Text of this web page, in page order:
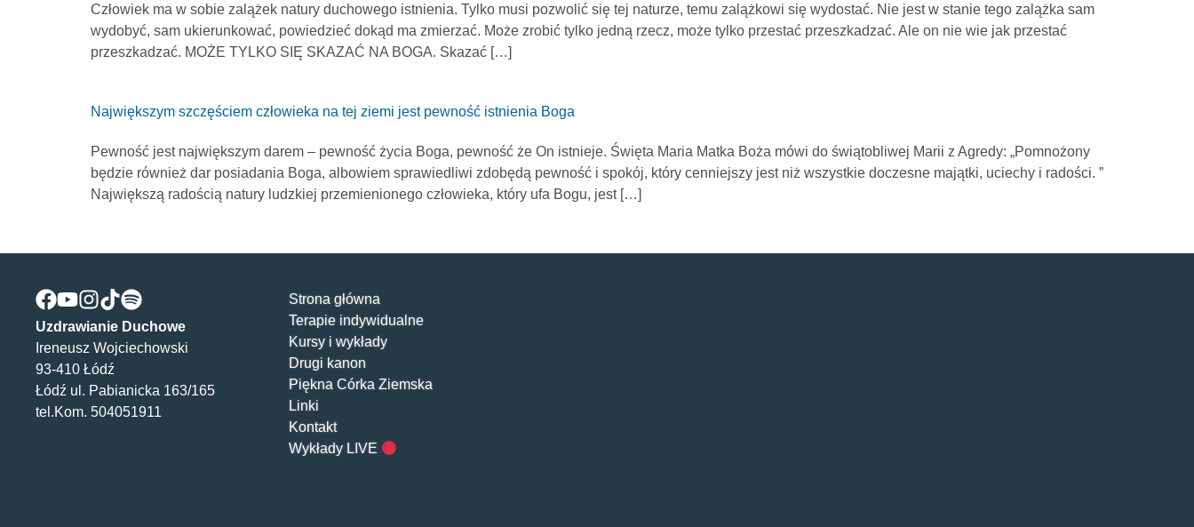
Człowiek ma w sobie zalążek natury duchowego istnienia. Tylko musi pozwolić się tej naturze, temu zalążkowi się wydostać. Nie jest w stanie tego zalążka sam
wydobyć, sam ukierunkować, powiedzieć dokąd ma zmierzać. Może zrobić tylko jedną rzecz, może tylko przestać przeszkadzać. Ale on nie wie jak przestać
przeszkadzać. MOŻE TYLKO SIĘ SKAZAĆ NA BOGA. Skazać […]
Największym szczęściem człowieka na tej ziemi jest pewność istnienia Boga
Pewność jest największym darem – pewność życia Boga, pewność że On istnieje. Święta Maria Matka Boża mówi do świątobliwej Marii z Agredy: „Pomnożony
będzie również dar posiadania Boga, albowiem sprawiedliwi zdobędą pewność i spokój, który cenniejszy jest niż wszystkie doczesne majątki, uciechy i radości. ”
Największą radością natury ludzkiej przemienionego człowieka, który ufa Bogu, jest […]
Uzdrawianie Duchowe
Ireneusz Wojciechowski
93-410 Łódź
Łódź ul. Pabianicka 163/165
tel.Kom. 504051911
Strona główna
Terapie indywidualne
Kursy i wykłady
Drugi kanon
Piękna Córka Ziemska
Linki
Kontakt
Wykłady LIVE